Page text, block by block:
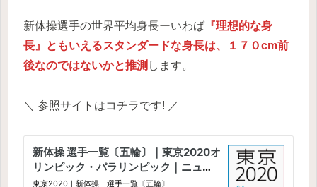
新体操選手の世界平均身長ーいわば 『理想的な身
長』ともいえるスタンダードな身長は、１７０cm前
後なのではないかと推測 します。
＼ 参照サイトはコチラです! ／